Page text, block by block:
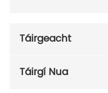
Táirgeacht
Táirgí Nua